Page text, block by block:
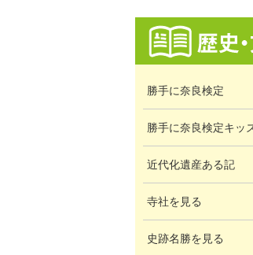
勝手に奈良検定
勝手に奈良検定キッ
近代化遺産ある記
寺社を見る
史跡名勝を見る